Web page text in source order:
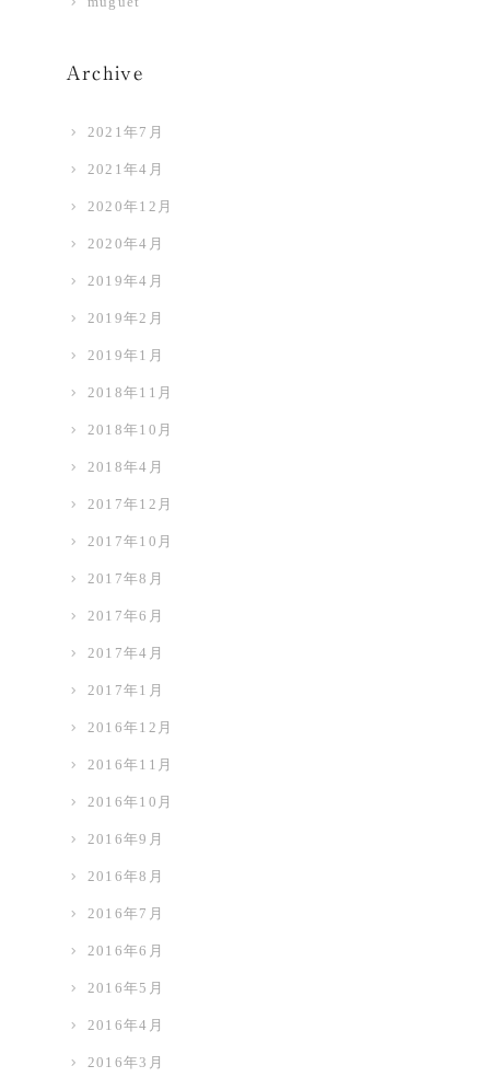
Archive
2021年7月
2021年4月
2020年12月
2020年4月
2019年4月
2019年2月
2019年1月
2018年11月
2018年10月
2018年4月
2017年12月
2017年10月
2017年8月
2017年6月
2017年4月
2017年1月
2016年12月
2016年11月
2016年10月
2016年9月
2016年8月
2016年7月
2016年6月
2016年5月
2016年4月
2016年3月